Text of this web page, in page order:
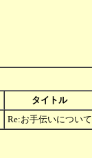
タイトル
Re:お手伝いについて